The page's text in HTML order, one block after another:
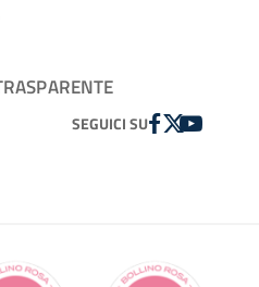
SEGUICI SUFACEBOOK
TWITTER
YOUTUBE